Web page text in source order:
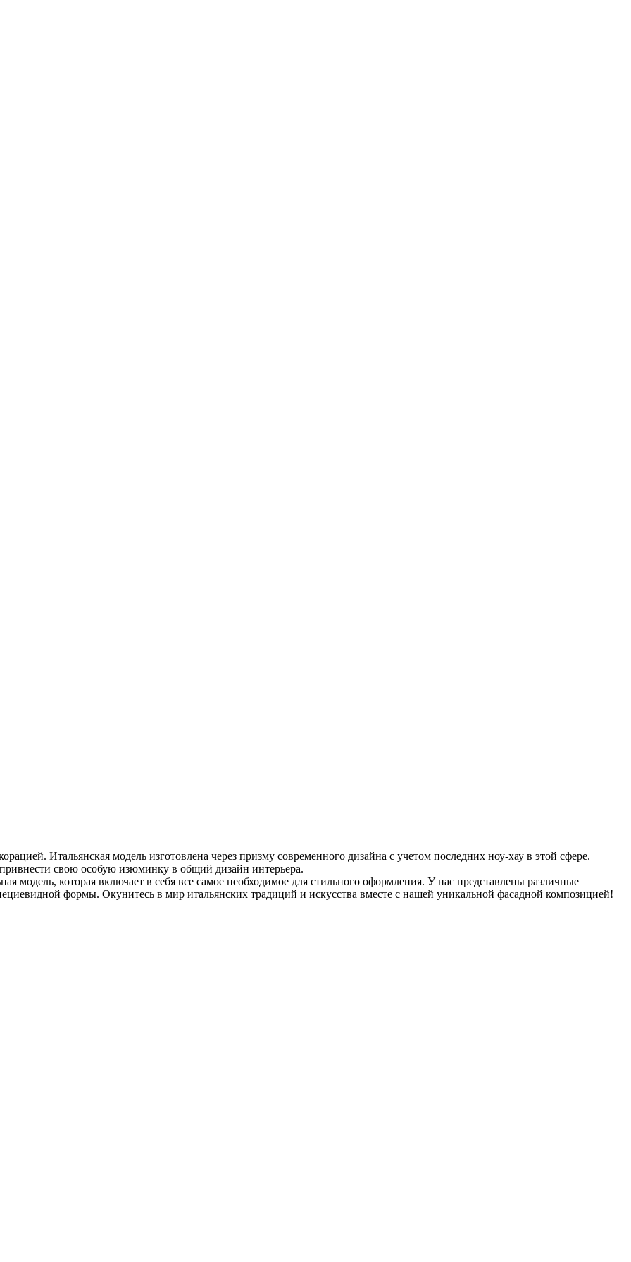
Итальянская модель изготовлена через призму современного дизайна с учетом последних ноу-хау в этой сфере.
свою особую изюминку в общий дизайн интерьера.
модель, которая включает в себя все самое необходимое для стильного оформления. У нас представлены различные
формы. Окунитесь в мир итальянских традиций и искусства вместе с нашей уникальной фасадной композицией!